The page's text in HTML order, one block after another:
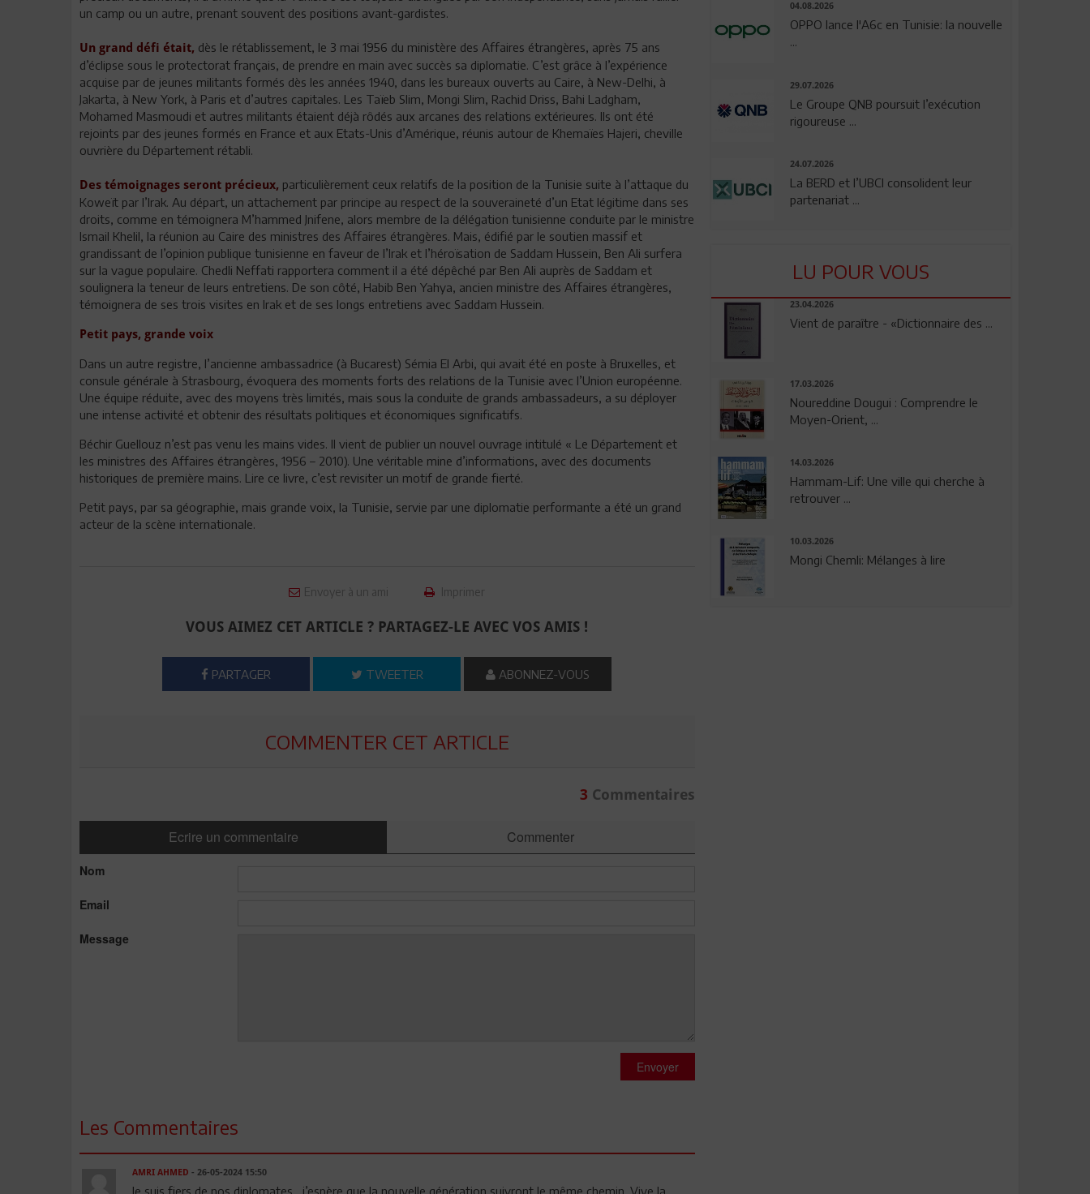
un camp ou un autre, prenant souvent des positions avant-gardistes.
Un grand défi était, dès le rétablissement, le 3 mai 1956 du ministère des Affaires étrangères, après 75 ans
d’éclipse sous le protectorat français, de prendre en main avec succès sa diplomatie. C’est grâce à l’expérience
acquise par de jeunes militants formés dès les années 1940, dans les bureaux ouverts au Caire, à New-Delhi, à
Jakarta, à New York, à Paris et d’autres capitales. Les Taïeb Slim, Mongi Slim, Rachid Driss, Bahi Ladgham,
Mohamed Masmoudi et autres militants étaient déjà rôdés aux arcanes des relations extérieures. Ils ont été
rejoints par des jeunes formés en France et aux Etats-Unis d’Amérique, réunis autour de Khemaïes Hajeri, cheville
ouvrière du Département rétabli.
Des témoignages seront précieux, particulièrement ceux relatifs de la position de la Tunisie suite à l’attaque du
Koweït par l’Irak. Au départ, un attachement par principe au respect de la souveraineté d’un Etat légitime dans ses
droits, comme en témoignera M’hammed Jnifene, alors membre de la délégation tunisienne conduite par le ministre
Ismail Khelil, la réunion au Caire des ministres des Affaires étrangères. Mais, édifié par le soutien massif et
grandissant de l’opinion publique tunisienne en faveur de l’Irak et l’héroïsation de Saddam Hussein, Ben Ali surfera
sur la vague populaire. Chedli Neffati rapportera comment il a été dépêché par Ben Ali auprès de Saddam et
soulignera la teneur de leurs entretiens. De son côté, Habib Ben Yahya, ancien ministre des Affaires étrangères,
témoignera de ses trois visites en Irak et de ses longs entretiens avec Saddam Hussein.
Petit pays, grande voix
Dans un autre registre, l’ancienne ambassadrice (à Bucarest) Sémia El Arbi, qui avait été en poste à Bruxelles, et
consule générale à Strasbourg, évoquera des moments forts des relations de la Tunisie avec l’Union européenne.
Une équipe réduite, avec des moyens très limités, mais sous la conduite de grands ambassadeurs, a su déployer
une intense activité et obtenir des résultats politiques et économiques significatifs.
Béchir Guellouz n’est pas venu les mains vides. Il vient de publier un nouvel ouvrage intitulé « Le Département et
les ministres des Affaires étrangères, 1956 – 2010). Une véritable mine d’informations, avec des documents
historiques de première mains. Lire ce livre, c’est revisiter un motif de grande fierté.
Petit pays, par sa géographie, mais grande voix, la Tunisie, servie par une diplomatie performante a été un grand
acteur de la scène internationale.
Envoyer à un ami Imprimer
VOUS AIMEZ CET ARTICLE ? PARTAGEZ-LE AVEC VOS AMIS !
PARTAGER TWEETER ABONNEZ-VOUS
COMMENTER CET ARTICLE
3 Commentaires
Ecrire un commentaire Commenter
Nom
Email
Message
Envoyer
Les Commentaires
AMRI AHMED - 26-05-2024 15:50
Je suis fiers de nos diplomates , j’espère que la nouvelle génération suivront le même chemin. Vive la
04.08.2026
OPPO lance l'A6c en Tunisie: la nouvelle
...
29.07.2026
Le Groupe QNB poursuit l’exécution
rigoureuse ...
24.07.2026
La BERD et l’UBCI consolident leur
partenariat ...
LU POUR VOUS
23.04.2026
Vient de paraître - «Dictionnaire des ...
17.03.2026
Noureddine Dougui : Comprendre le
Moyen-Orient, ...
14.03.2026
Hammam-Lif: Une ville qui cherche à
retrouver ...
10.03.2026
Mongi Chemli: Mélanges à lire